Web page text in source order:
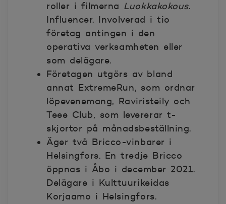
roller i filmerna Luokkakokous.
Influencer. Involverad i tio
företag antingen i den
operativa verksamheten eller
som delägare.
Företagen utgörs av bland
annat ExtremeRun, som ordnar
löpevenemang, Raviristeily och
Teee Club, som levererar t-
skjortor på månadsbeställning.
Äger två Bricco-vinbarer i
Helsingfors. En tredje Bricco
öppnas i Åbo i december 2021.
Delägare i Kulttuurikeidas
Korjaamo i Helsingfors.